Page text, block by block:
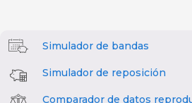
Simulador de bandas
Simulador de reposición
Comparador de datos